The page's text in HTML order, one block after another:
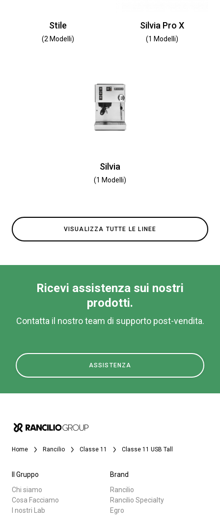
Stile
(2 Modelli)
Silvia Pro X
(1 Modelli)
Silvia
(1 Modelli)
VISUALIZZA TUTTE LE LINEE
Ricevi assistenza sui nostri
prodotti.
Contatta il nostro team di supporto post-vendita.
ASSISTENZA
Home Rancilio Classe 11 Classe 11 USB Tall
Il Gruppo
Chi siamo
Cosa Facciamo
I nostri Lab
Brand
Rancilio
Rancilio Specialty
Egro